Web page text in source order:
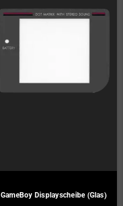
GameBoy Displayscheibe (Glas)